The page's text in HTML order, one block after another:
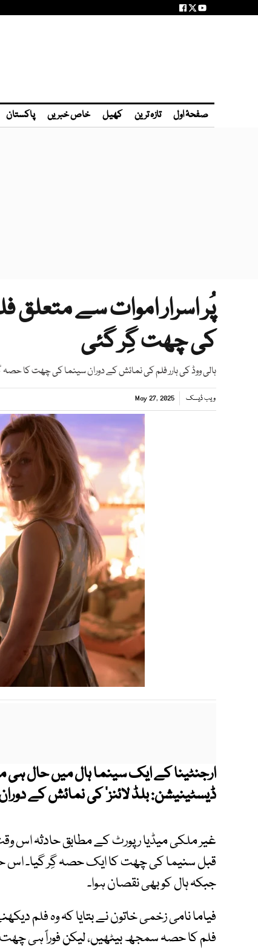
صفحۂ اول تازہ ترین کھیل خاص خبریں پاکستان
پُر اسرار اموات سے
کی چھت گِر گئی
ہالی ووڈ کی ہارر فلم کی نمائش کے دوران سینما کی چھت کا
ویب ڈیسک May 27, 2025
ارجنٹینا کے ایک سینما ہال میں حال ہی
ڈیسٹینیشن: بلڈ لائنز‘ کی نمائش کے
غیر ملکی میڈیا رپورٹ کے مطابق حادثہ
قبل سنیما کی چھت کا ایک حصہ گِر گیا۔ اس
جبکہ ہال کو بھی نقصان ہوا۔
فیاما نامی زخمی خاتون نے بتایا کہ وہ فلم
فلم کا حصہ سمجھ بیٹھیں، لیکن فوراً ہی چھت